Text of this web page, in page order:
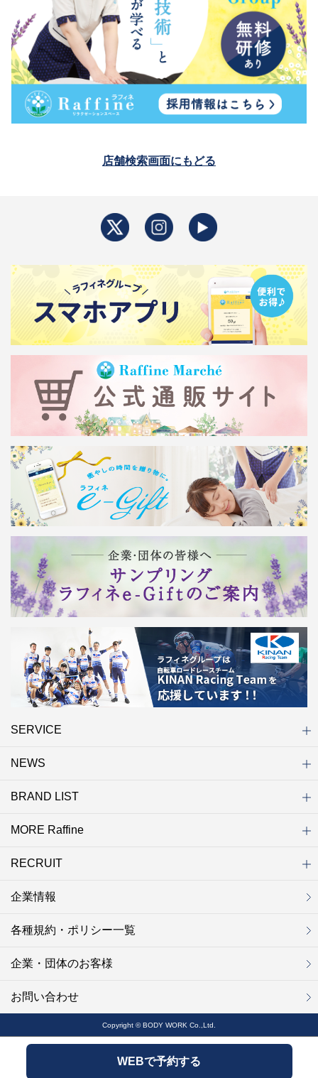
店舗検索画面にもどる
WEBで予約する
SERVICE
初めての方へ
店舗検索
キャンペーン
ラフィネ マルシェ（通販サイト）
WEB予約
よくある質問（Q&A）
サイトマップ
NEWS
ニュース一覧
お知らせ
オープン
クローズ
リニューアル
その他
BRAND LIST
ブランド一覧
ラフィネ
グランラフィネ
バダンバルー
ラフィネプリュス
プチラフィネ
整体ナチュラルボディ
トータルセラピー
フットデザイン
REFLE（リフレ）
Raffine TOKYO
ラフィネ ランニングスタイル
MORE Raffine
MORE Raffine
ラフィネのこだわり
ラフィネのひみつ
お得で便利なサービス
ラフィネギフト
ラフィネグループアスリート
RECRUIT
セラピスト採用
新卒採用
研修サイト
NOWON!!
企業情報
各種規約・ポリシー一覧
企業・団体のお客様
お問い合わせ
Copyright © BODY WORK Co.,Ltd.